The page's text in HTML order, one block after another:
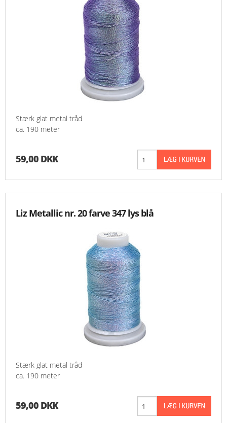
Stærk glat metal tråd
ca. 190 meter
59,00 DKK
Liz Metallic nr. 20 farve 347 lys blå
Stærk glat metal tråd
ca. 190 meter
59,00 DKK